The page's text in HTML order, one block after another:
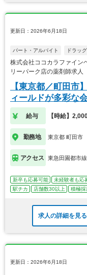
更新日：2026年6月18日
パート・アルバイト ドラッ
株式会社ココカラファイ
リーパーク店の薬剤師求人
【東京都／町田市
ィールドが多彩な
給与 【時給】
勤務地 東京都 町田市
アクセス 東急田園都市
新卒も応募可能 未経験者も応
駅チカ
店舗数30以上 積極採
求人の詳細を見る
更新日：2026年6月18日